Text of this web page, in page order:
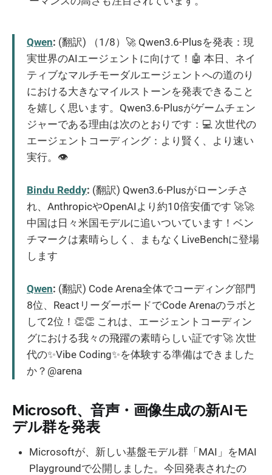
Qwen: (翻訳) （1/8）🚀 Qwen3.6-Plusを発表：現
実世界のAIエージェントに向けて！🤖 本日、ネイ
ティブなマルチモーダルエージェントへの道のり
における大きなマイルストーンを発表できること
を嬉しく思います。Qwen3.6-Plusがゲームチェン
ジャーである理由は次のとおりです：💻 次世代の
エージェントコーディング：より賢く、より速い
実行。👁️
Bindu Reddy: (翻訳) Qwen3.6-Plusがローンチさ
れ、AnthropicやOpenAIより約10倍安価です 🚀🚀
中国は日々米国モデルに追いついています！ベン
チマークは素晴らしく、まもなくLiveBenchに登場
します
Qwen: (翻訳) Code Arena全体でコーディング部門
8位、ReactリーダーボードでCode Arenaのラボと
して2位！👏👏 これは、エージェントコーディン
グにおける我々の飛躍の素晴らしい証です🚀 次世
代の✨Vibe Coding✨を体験する準備はできました
か？@arena
Microsoft、音声・画像生成の新AIモ
デル群を発表
Microsoftが、新しい基盤モデル群「MAI」をMAI
Playgroundで公開しました。今回発表されたの